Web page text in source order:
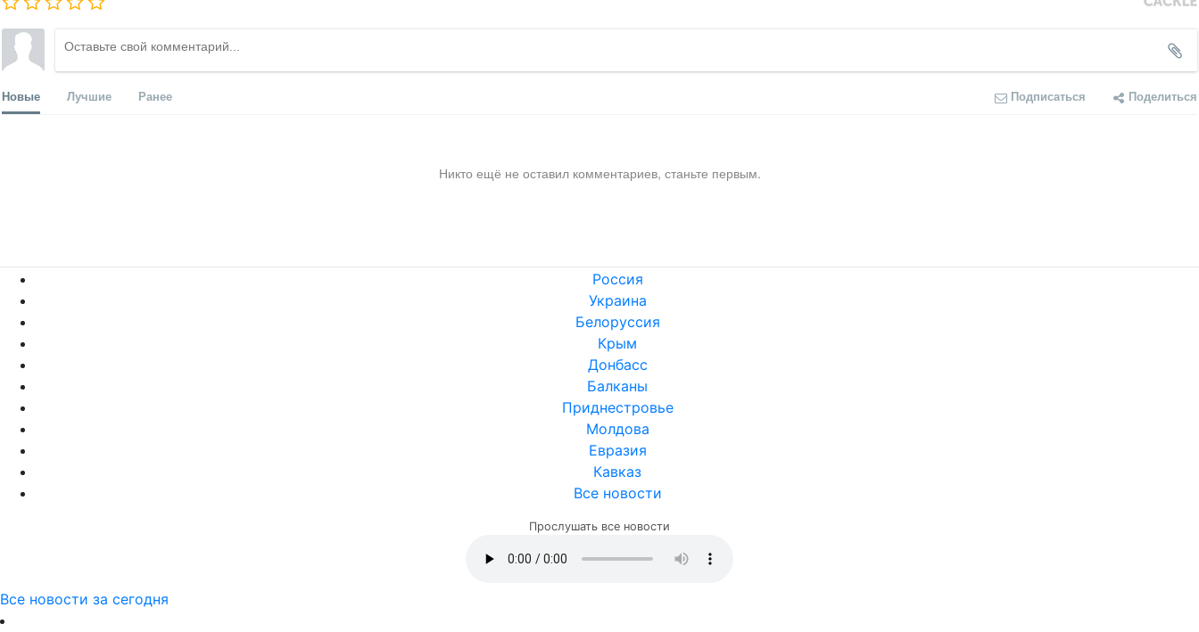
Новые Лучшие Ранее Подписаться Поделиться
Никто ещё не оставил комментариев, станьте первым.
Россия
Украина
Белоруссия
Крым
Донбасс
Балканы
Приднестровье
Молдова
Евразия
Кавказ
Все новости
Прослушать все новости
Все новости за сегодня